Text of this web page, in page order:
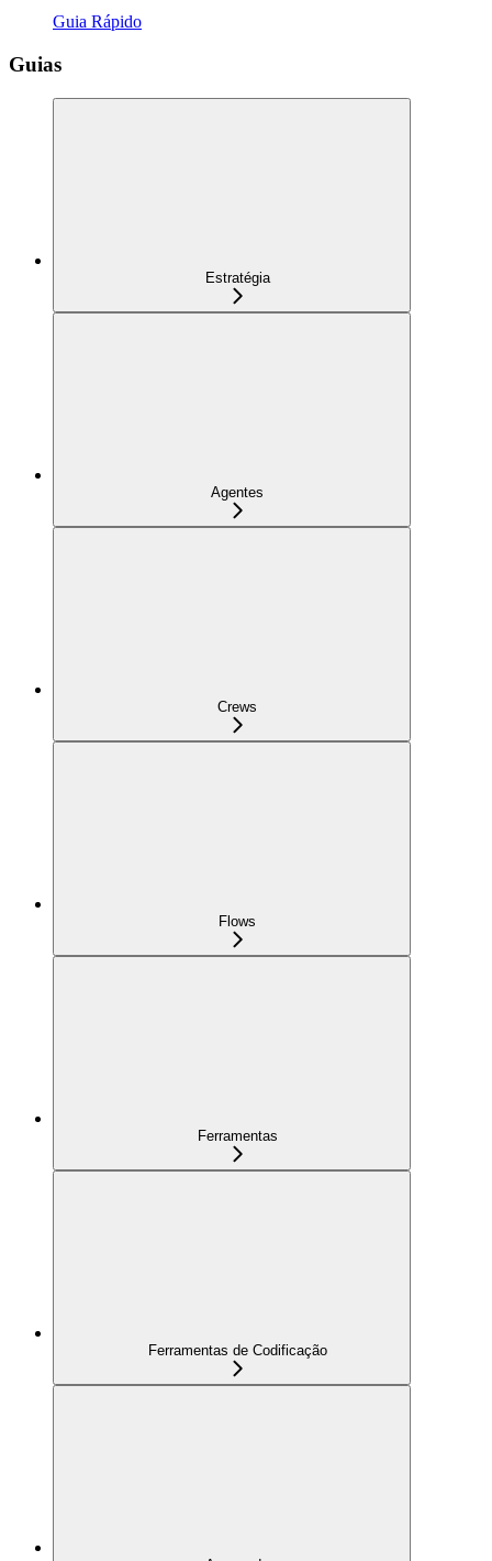
Guia Rápido
Guias
Estratégia
Agentes
Crews
Flows
Ferramentas
Ferramentas de Codificação